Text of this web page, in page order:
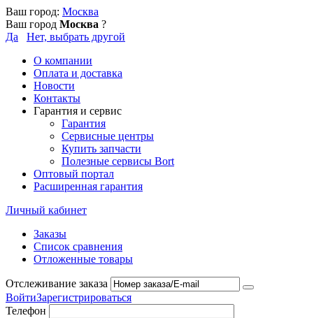
Ваш город: Москва
Ваш город Москва ?
Да
Нет, выбрать другой
О компании
Оплата и доставка
Новости
Контакты
Гарантия и сервис
Гарантия
Сервисные центры
Купить запчасти
Полезные сервисы Bort
Оптовый портал
Расширенная гарантия
Личный кабинет
Заказы
Список сравнения
Отложенные товары
Отслеживание заказа
ВойтиЗарегистрироваться
Телефон